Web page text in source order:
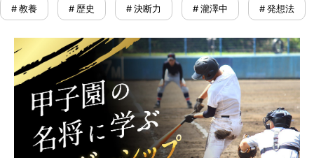
# 教養 # 歴史 # 決断力 # 瀧澤中 # 発想法